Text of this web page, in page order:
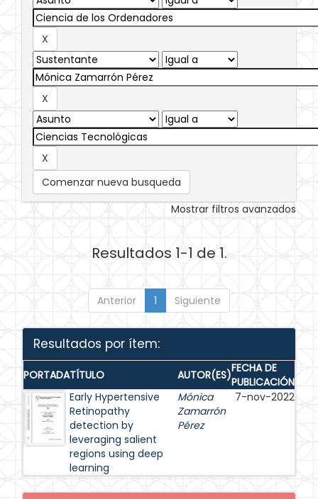
Comenzar nueva busqueda
Mostrar filtros avanzados
Resultados 1-1 de 1.
Anterior 1 Siguiente
Resultados por ítem:
PORTADATÍTULO AUTOR(ES)FECHA DE
PUBLICACIÓN
Early Hypertensive
Retinopathy
detection by
leveraging salient
regions using deep
learning
Mónica
Zamarrón
Pérez
7-nov-2022